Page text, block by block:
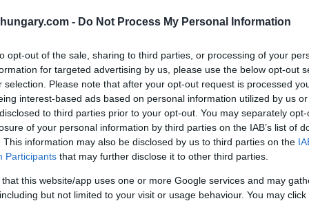
- Do Not Process My Personal Information
opt-out of the sale, sharing to third parties, or processing of your
for targeted advertising by us, please use the below opt-out
selection. Please note that after your opt-out request is processed
interest-based ads based on personal information utilized by us
to third parties prior to your opt-out. You may separately
of your personal information by third parties on the IAB’s list of
This information may also be disclosed by us to third parties on the
Participants that may further disclose it to other third parties.
that this website/app uses one or more Google services and may
but not limited to your visit or usage behaviour. You may
von The Music Critic wird der
von Aleksey Igudesman und dem Danubia
der klassischen Musik zu
Die Figur, die er porträtiert, wird am 2. Oktober
und Meinungen aus zeitgenössischen
ein “talentloser Bastard” und Claude Debussy
seien in Rezensionen der vergangenen
deutschen Geiger und Komponisten Aleksey
Zeitgenossen nicht bewährt habenIn der